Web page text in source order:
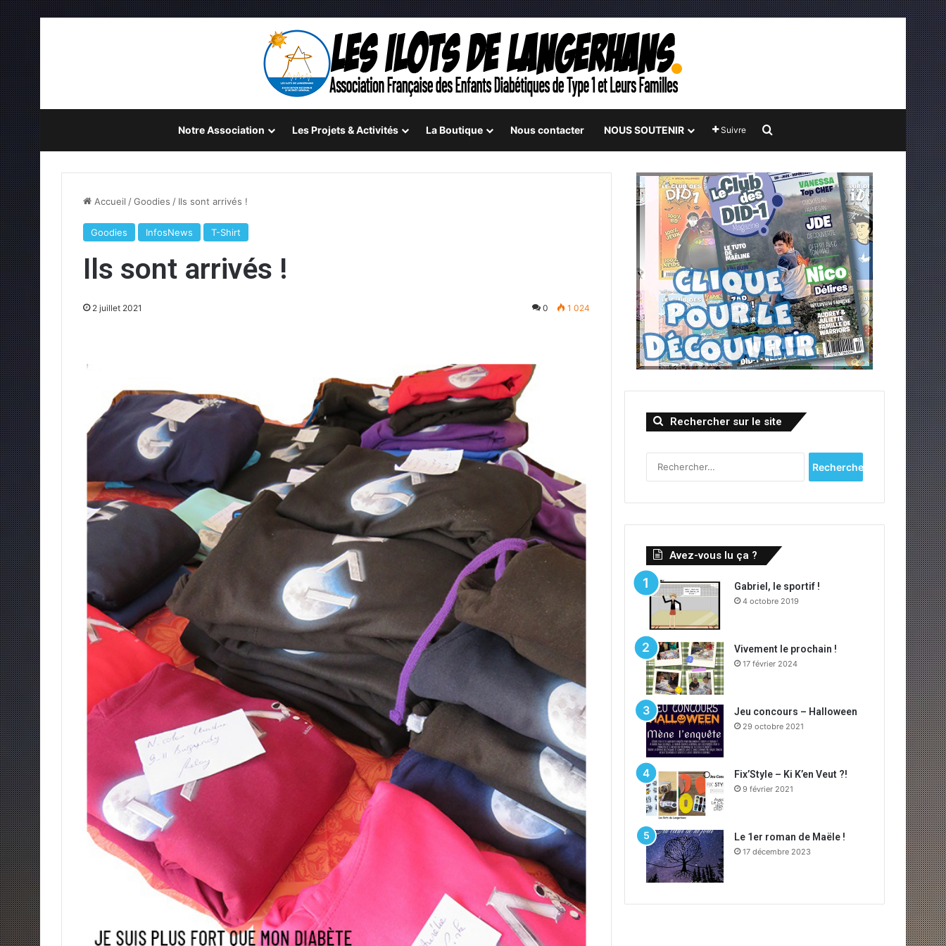
Notre Association Les Projets & Activités La Boutique Nous contacter NOUS SOUTENIR Suivre Rechercher
Accueil /Goodies / Ils sont arrivés !
Goodies InfosNews T-Shirt
Ils sont arrivés !
2 juillet 2021 0 1 024
Rechercher sur le site
Avez-vous lu ça ?
Gabriel, le sportif !
4 octobre 2019
Vivement le prochain !
17 février 2024
Jeu concours – Halloween
29 octobre 2021
Fix’Style – Ki K’en Veut ?!
9 février 2021
Le 1er roman de Maële !
17 décembre 2023